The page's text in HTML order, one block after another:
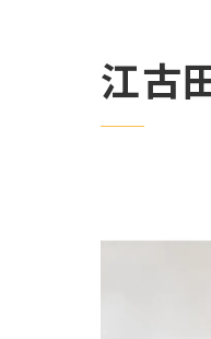
江古